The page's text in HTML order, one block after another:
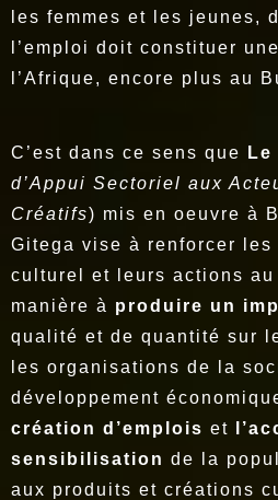
les femmes et les jeunes,
l’emploi doit constituer
l’Afrique, encore plus au
C’est dans ce sens que Le
d’Appui Sectoriel aux
Créatifs) mis en oeuvre à
Gitega vise à renforcer les
culturel et leurs actions au
manière à produire un
qualité et de quantité sur
les organisations de la
développement
création d’emplois et
sensibilisation de la
aux produits et créations